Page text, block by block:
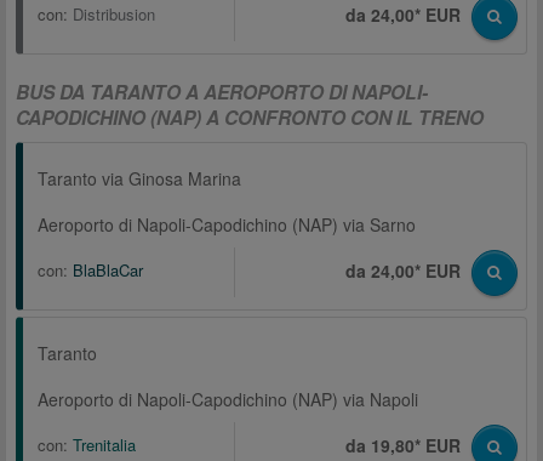
con: Distribusion da 24,00* EUR
BUS DA TARANTO A AEROPORTO DI NAPOLI-
CAPODICHINO (NAP) A CONFRONTO CON IL TRENO
Taranto via Ginosa Marina
Aeroporto di Napoli-Capodichino (NAP) via Sarno
con: BlaBlaCar da 24,00* EUR
Taranto
Aeroporto di Napoli-Capodichino (NAP) via Napoli
con: Trenitalia da 19,80* EUR